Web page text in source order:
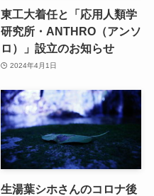
東工大着任と「応用人類学
研究所・ANTHRO（アンソ
ロ）」設立のお知らせ
2024年4月1日
生湯葉シホさんのコロナ後